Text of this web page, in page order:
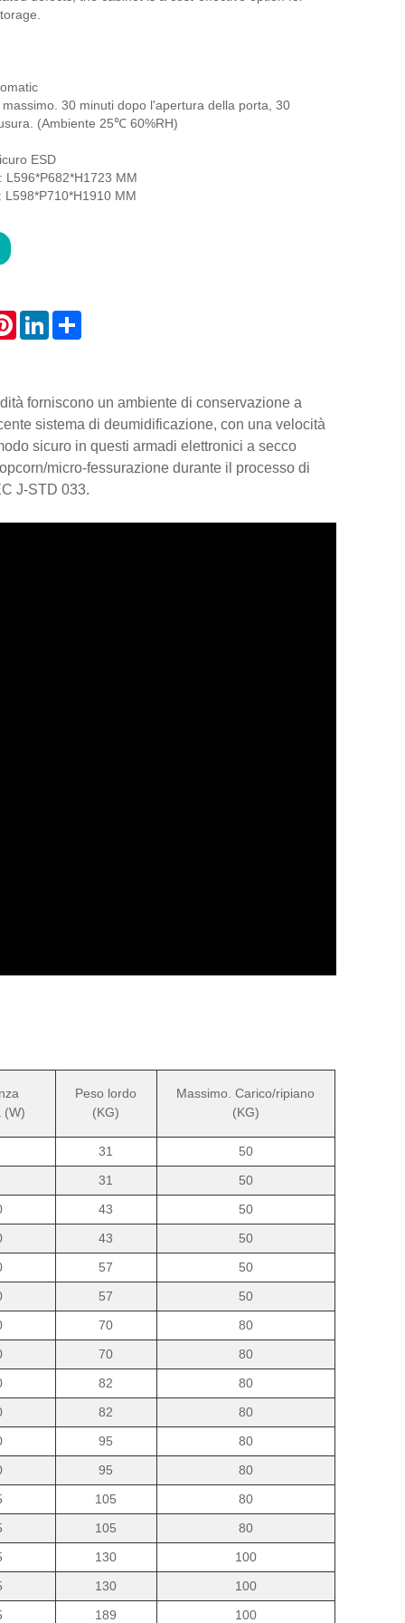
30 minuti dopo l'apertura della porta, 30
(Ambiente 25℃ 60%RH)
ESD
L596*P682*H1723 MM
MM
PinterestLinkedInShare
forniscono un ambiente di conservazione a
sistema di deumidificazione, con una velocità
sicuro in questi armadi elettronici a secco
micro-fessurazione durante il processo di
J-STD 033.
(W)
Peso lordo
(KG)
Massimo. Carico/ripiano
(KG)
31
50
31
50
43
50
43
50
57
50
57
50
70
80
70
80
82
80
82
80
95
80
95
80
105
80
105
80
130
100
130
100
189 100